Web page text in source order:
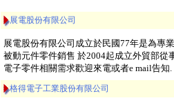
展電股份有限公司
展電股份有限公司成立於民國77年是為專
被動元件零件銷售 於2004起成立外貿部
電子零件相關需求歡迎來電或者e mail告知.
格得電子工業股份有限公司